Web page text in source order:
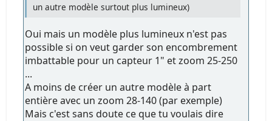
un autre modèle surtout plus lumineux)
Oui mais un modèle plus lumineux n'est pas
possible si on veut garder son encombrement
imbattable pour un capteur 1" et zoom 25-250
...
A moins de créer un autre modèle à part
entière avec un zoom 28-140 (par exemple)
Mais c'est sans doute ce que tu voulais dire